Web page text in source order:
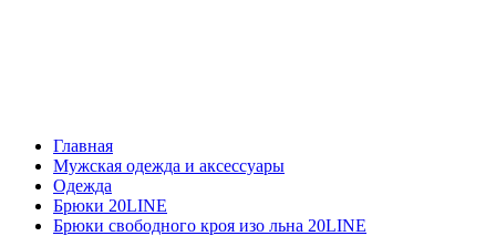
Главная
Мужская одежда и аксессуары
Одежда
Брюки 20LINE
Брюки свободного кроя изо льна 20LINE